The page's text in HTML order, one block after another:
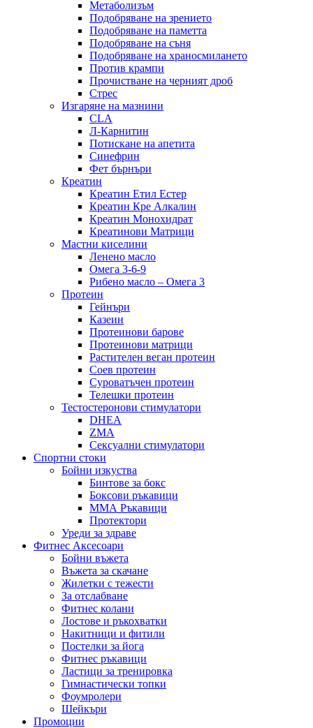
Метаболизъм
Подобряване на зрението
Подобряване на паметта
Подобряване на съня
Подобряване на храносмилането
Против крампи
Прочистване на черният дроб
Стрес
Изгаряне на мазнини
CLA
Л-Карнитин
Потискане на апетита
Синефрин
Фет бърнъри
Креатин
Креатин Етил Естер
Креатин Кре Алкалин
Креатин Монохидрат
Креатинови Матрици
Мастни киселини
Ленено масло
Омега 3-6-9
Рибено масло – Омега 3
Протеин
Гейнъри
Казеин
Протеинови барове
Протеинови матрици
Растителен веган протеин
Соев протеин
Суроватъчен протеин
Телешки протеин
Тестостеронови стимулатори
DHEA
ZMA
Сексуални стимулатори
Спортни стоки
Бойни изкуства
Бинтове за бокс
Боксови ръкавици
ММА Ръкавици
Протектори
Уреди за здраве
Фитнес Аксесоари
Бойни въжета
Въжета за скачане
Жилетки с тежести
За отслабване
Фитнес колани
Лостове и ръкохватки
Накитници и фитили
Постелки за йога
Фитнес ръкавици
Ластици за тренировка
Гимнастически топки
Фоумролери
Шейкъри
Промоции